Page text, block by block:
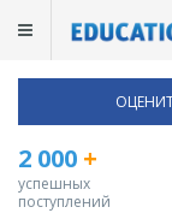
2 000 +
успешных
поступлений